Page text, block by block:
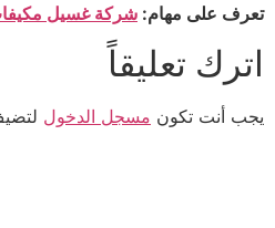
تعرف على مهام: شركة غسيل
اترك تعليقاً
يجب أنت تكون مسجل الدخول